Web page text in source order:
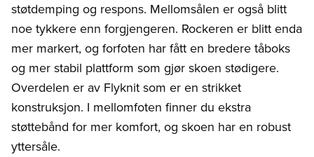
støtdemping og respons. Mellomsålen er også blitt
noe tykkere enn forgjengeren. Rockeren er blitt enda
mer markert, og forfoten har fått en bredere tåboks
og mer stabil plattform som gjør skoen stødigere.
Overdelen er av Flyknit som er en strikket
konstruksjon. I mellomfoten finner du ekstra
støttebånd for mer komfort, og skoen har en robust
yttersåle.